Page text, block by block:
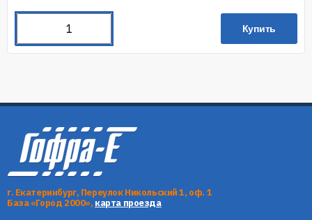
Купить
г. Екатеринбург, Переулок Никольский 1, оф. 1
База «Город 2000», карта проезда